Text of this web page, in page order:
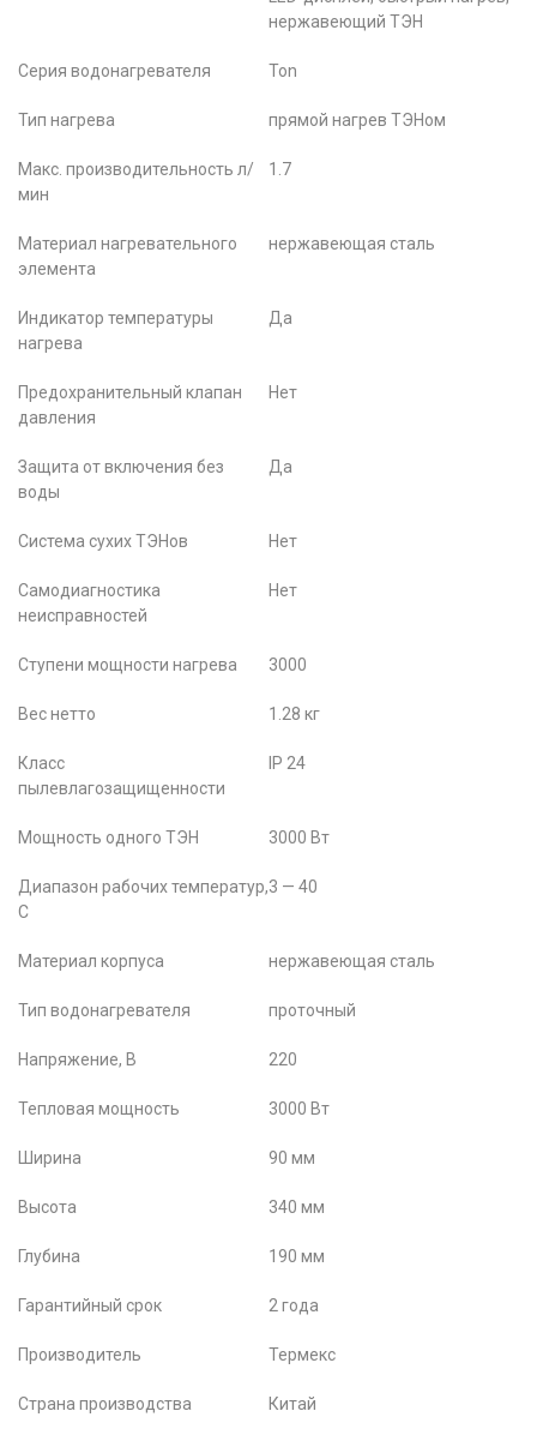
нержавеющий ТЭН
Серия водонагревателя Ton
Тип нагрева прямой нагрев ТЭНом
Макс. производительность л/
мин
1.7
Материал нагревательного
элемента
нержавеющая сталь
Индикатор температуры
нагрева
Да
Предохранительный клапан
давления
Нет
Защита от включения без
воды
Да
Система сухих ТЭНов Нет
Самодиагностика
неисправностей
Нет
Ступени мощности нагрева 3000
Вес нетто 1.28 кг
Класс
пылевлагозащищенности
IP 24
Мощность одного ТЭН 3000 Вт
Диапазон рабочих температур,
C
3 — 40
Материал корпуса нержавеющая сталь
Тип водонагревателя проточный
Напряжение, В 220
Тепловая мощность 3000 Вт
Ширина 90 мм
Высота 340 мм
Глубина 190 мм
Гарантийный срок 2 года
Производитель Термекс
Страна производства Китай